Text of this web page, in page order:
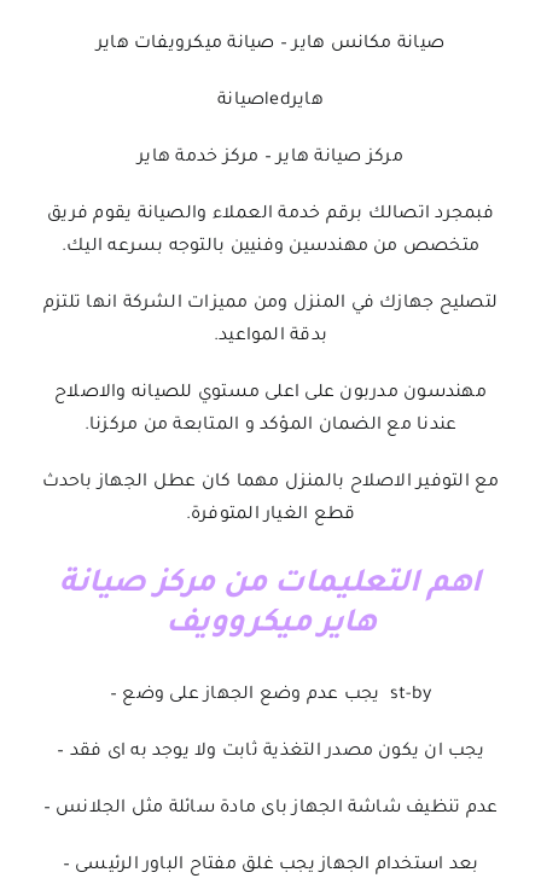
صيانة مكانس هاير – صيانة ميكرويفات هاير
هايرledصيانة
مركز صيانة هاير – مركز خدمة هاير
فبمجرد اتصالك برقم خدمة العملاء والصيانة يقوم فريق
متخصص من مهندسين وفنيين بالتوجه بسرعه اليك.
لتصليح جهازك في المنزل ومن مميزات الشركة انها تلتزم
بدقة المواعيد.
مهندسون مدربون على اعلى مستوي للصيانه والاصلاح
عندنا مع الضمان المؤكد و المتابعة من مركزنا.
مع التوفير الاصلاح بالمنزل مهما كان عطل الجهاز باحدث
قطع الغيار المتوفرة.
اهم التعليمات من مركز صيانة
هاير ميكروويف
st-by يجب عدم وضع الجهاز على وضع –
يجب ان يكون مصدر التغذية ثابت ولا يوجد به اى فقد –
عدم تنظيف شاشة الجهاز باى مادة سائلة مثل الجلانس –
بعد استخدام الجهاز يجب غلق مفتاح الباور الرئيسى –